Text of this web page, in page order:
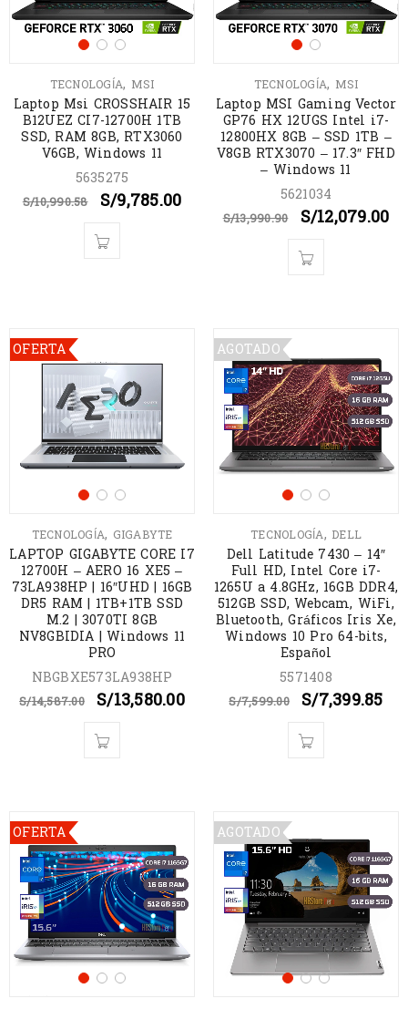
TECNOLOGÍA, MSI
Laptop Msi CROSSHAIR 15
B12UEZ CI7-12700H 1TB
SSD, RAM 8GB, RTX3060
V6GB, Windows 11
5635275
S/10,990.58 S/9,785.00
TECNOLOGÍA, MSI
Laptop MSI Gaming Vector
GP76 HX 12UGS Intel i7-
12800HX 8GB – SSD 1TB –
V8GB RTX3070 – 17.3″ FHD
– Windows 11
5621034
S/13,990.90 S/12,079.00
OFERTA
TECNOLOGÍA, GIGABYTE
LAPTOP GIGABYTE CORE I7
12700H – AERO 16 XE5 –
73LA938HP | 16″UHD | 16GB
DR5 RAM | 1TB+1TB SSD
M.2 | 3070TI 8GB
NV8GBIDIA | Windows 11
PRO
NBGBXE573LA938HP
S/14,587.00 S/13,580.00
AGOTADO
TECNOLOGÍA, DELL
Dell Latitude 7430 – 14″
Full HD, Intel Core i7-
1265U a 4.8GHz, 16GB DDR4,
512GB SSD, Webcam, WiFi,
Bluetooth, Gráficos Iris Xe,
Windows 10 Pro 64-bits,
Español
5571408
S/7,599.00 S/7,399.85
OFERTA AGOTADO